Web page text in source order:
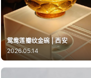
鸳鸯莲瓣纹金碗 | 西安
2026.05.14